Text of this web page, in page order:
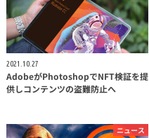
2021.10.27
AdobeがPhotoshopでNFT検証を提
供しコンテンツの盗難防止へ
ニュース